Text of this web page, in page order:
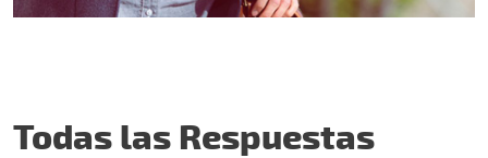
Todas las Respuestas